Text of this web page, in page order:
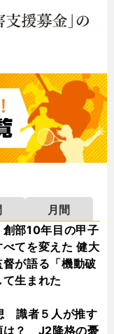
月間
創部10年目の甲子
べてを変えた 健大
が語る「機動破
生まれた
識者５人が推す
は？ J2降格の憂